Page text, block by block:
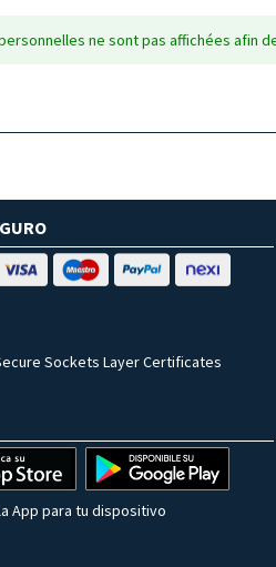
ne sont pas affichées afin
Sockets Layer Certificates
App para tu dispositivo